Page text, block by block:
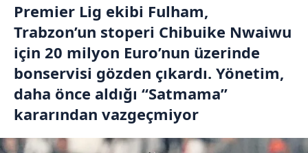
Premier Lig ekibi Fulham,
Trabzon’un stoperi Chibuike Nwaiwu
için 20 milyon Euro’nun üzerinde
bonservisi gözden çıkardı. Yönetim,
daha önce aldığı “Satmama”
kararından vazgeçmiyor